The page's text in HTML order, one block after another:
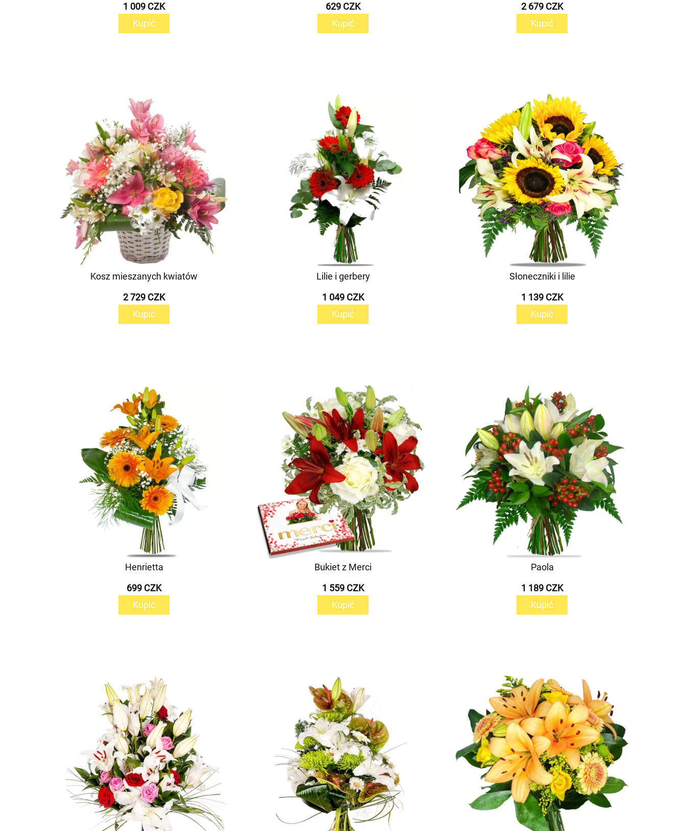
1 009 CZK
Kupić
629 CZK
Kupić
2 679 CZK
Kupić
Kosz mieszanych kwiatów
2 729 CZK
Kupić
Lilie i gerbery
1 049 CZK
Kupić
Słoneczniki i lilie
1 139 CZK
Kupić
Henrietta
699 CZK
Kupić
Bukiet z Merci
1 559 CZK
Kupić
Paola
1 189 CZK
Kupić